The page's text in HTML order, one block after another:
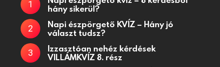
hány sikerül?
Napi észpörgető KVÍZ – Hány jó
választ tudsz?
Izzasztóan nehéz kérdések
VILLÁMKVÍZ 8. rész